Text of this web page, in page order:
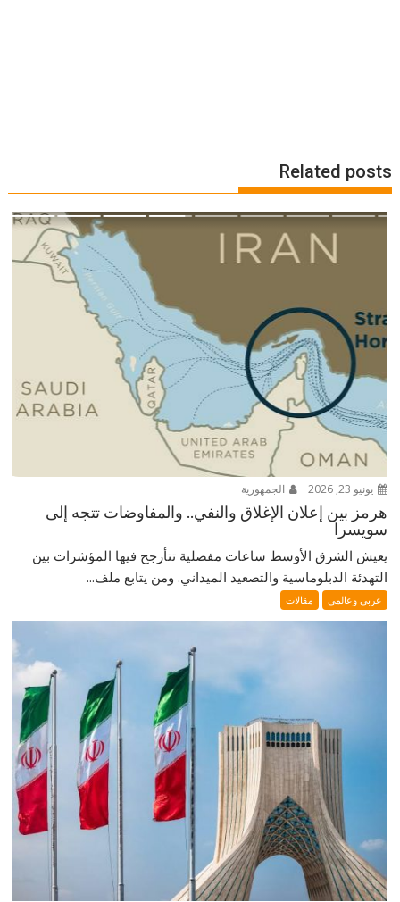
Related posts
يونيو 23, 2026 الجمهورية
هرمز بين إعلان الإغلاق والنفي.. والمفاوضات تتجه إلى
سويسرا
يعيش الشرق الأوسط ساعات مفصلية تتأرجح فيها المؤشرات بين
التهدئة الدبلوماسية والتصعيد الميداني. ومن يتابع ملف...
عربي وعالمي مقالات